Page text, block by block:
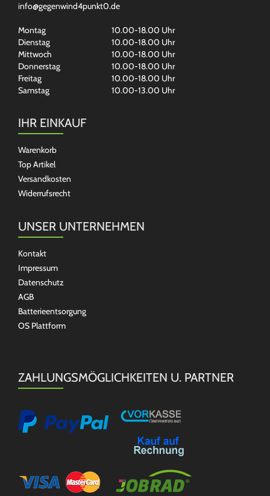
info@gegenwind4punkt0.de
Montag
10.00-18.00 Uhr
Dienstag
10.00-18.00 Uhr
Mittwoch
10.00-18.00 Uhr
Donnerstag
10.00-18.00 Uhr
Freitag
10.00-18.00 Uhr
Samstag
10.00-13.00 Uhr
IHR EINKAUF
Warenkorb
Top Artikel
Versandkosten
Widerrufsrecht
UNSER UNTERNEHMEN
Kontakt
Impressum
Datenschutz
AGB
Batterieentsorgung
OS Plattform
ZAHLUNGSMÖGLICHKEITEN U. PARTNER